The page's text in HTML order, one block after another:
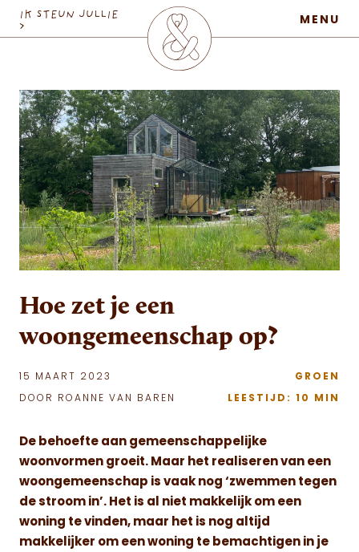
MaatschapWij
MENU
IK STEUN JULLIE
>
Hoe zet je een
woongemeenschap op?
15 MAART 2023
DOOR ROANNE VAN BAREN
GROEN
LEESTIJD: 10 MIN
De behoefte aan gemeenschappelijke
woonvormen groeit. Maar het realiseren van een
woongemeenschap is vaak nog ‘zwemmen tegen
de stroom in’. Het is al niet makkelijk om een
woning te vinden, maar het is nog altijd
makkelijker om een woning te bemachtigen in je